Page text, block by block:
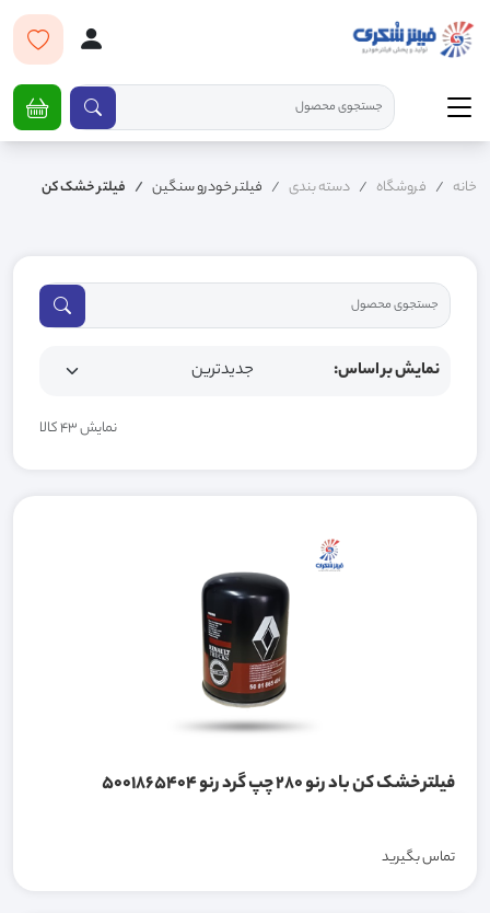
خانه فروشگاه دسته بندی فیلتر خودرو سنگین فیلتر خشک کن
نمایش بر اساس:
نمایش 43 کالا
فیلتر خشک کن باد رنو 280 چپ گرد رنو 5001865404
تماس بگیرید